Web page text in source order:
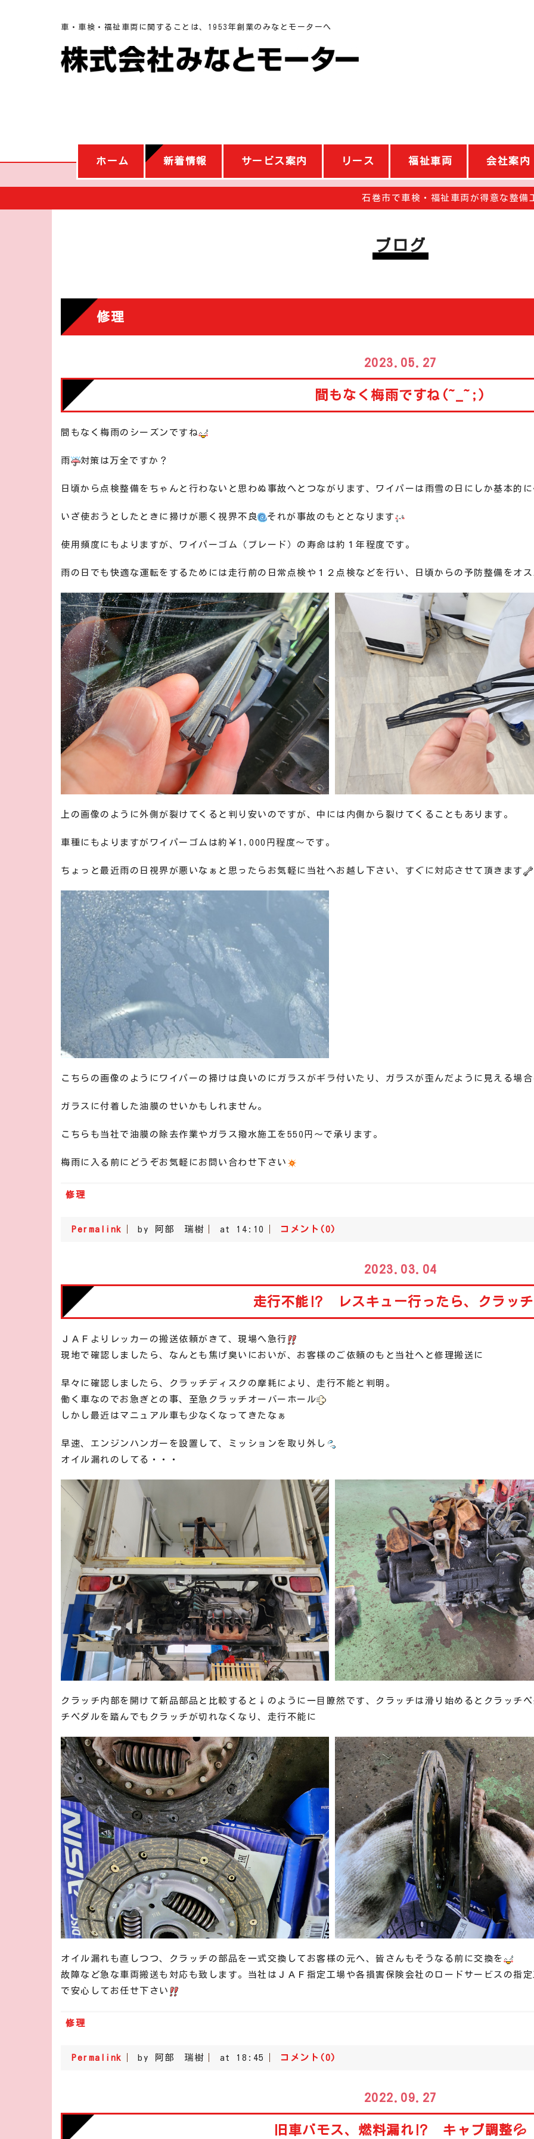
車・車検・福祉車両に関することは、1953年創業のみなとモーターへ
ホーム 新着情報 サービス案内 リース 福祉車両 会社案内
石巻市で車検・福祉車両が得意な整備
ブログ
修理
2023.05.27
間もなく梅雨ですね(~_~;)
間もなく梅雨のシーズンですね
雨 対策は万全ですか？
日頃から点検整備をちゃんと行わないと思わぬ事故へとつながります、ワイパーは雨雪の日にしか基本的
いざ使おうとしたときに掃けが悪く視界不良 それが事故のもととなります
使用頻度にもよりますが、ワイパーゴム（ブレード）の寿命は約１年程度です。
雨の日でも快適な運転をするためには走行前の日常点検や１２点検などを行い、日頃からの予防整備をオ
上の画像のように外側が裂けてくると判り安いのですが、中には内側から裂けてくることもあります。
車種にもよりますがワイパーゴムは約￥1,000円程度～です。
ちょっと最近雨の日視界が悪いなぁと思ったらお気軽に当社へお越し下さい、すぐに対応させて頂きます
こちらの画像のようにワイパーの掃けは良いのにガラスがギラ付いたり、ガラスが歪んだように見える場
ガラスに付着した油膜のせいかもしれません。
こちらも当社で油膜の除去作業やガラス撥水施工を550円～で承ります。
梅雨に入る前にどうぞお気軽にお問い合わせ下さい
修理
Permalink by 阿部 瑞樹 at 14:10 コメント(0)
2023.03.04
走行不能⁉ レスキュー行ったら、クラッ
ＪＡＦよりレッカーの搬送依頼がきて、現場へ急行
現地で確認しましたら、なんとも焦げ臭いにおいが、お客様のご依頼のもと当社へと修理搬送に
早々に確認しましたら、クラッチディスクの摩耗により、走行不能と判明。
働く車なのでお急ぎとの事、至急クラッチオーバーホール
しかし最近はマニュアル車も少なくなってきたなぁ
早速、エンジンハンガーを設置して、ミッションを取り外し
オイル漏れのしてる・・・
クラッチ内部を開けて新品部品と比較すると↓のように一目瞭然です、クラッチは滑り始めるとクラッチ
チペダルを踏んでもクラッチが切れなくなり、走行不能に
オイル漏れも直しつつ、クラッチの部品を一式交換してお客様の元へ、皆さんもそうなる前に交換を
故障など急な車両搬送も対応も致します。当社はＪＡＦ指定工場や各損害保険会社のロードサービスの指
で安心してお任せ下さい
修理
Permalink by 阿部 瑞樹 at 18:45 コメント(0)
2022.09.27
旧車バモス、燃料漏れ⁉ キャブ調整💦